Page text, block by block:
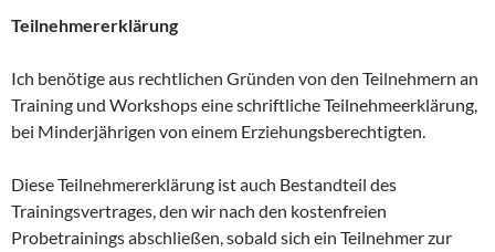
Teilnehmererklärung
Ich benötige aus rechtlichen Gründen von den Teilnehmern an
Training und Workshops eine schriftliche Teilnehmeerklärung,
bei Minderjährigen von einem Erziehungsberechtigten.
Diese Teilnehmererklärung ist auch Bestandteil des
Trainingsvertrages, den wir nach den kostenfreien
Probetrainings abschließen, sobald sich ein Teilnehmer zur